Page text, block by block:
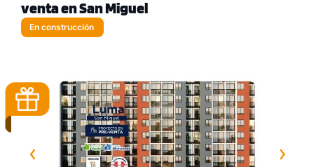
venta en San Miguel
En construcción
‹ ›